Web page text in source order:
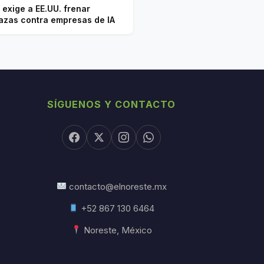
a EE.UU. frenar
contra empresas de IA
SÍGUENOS Y CONTACTO
contacto@elnoreste.mx
+52 867 130 6464
Noreste, México